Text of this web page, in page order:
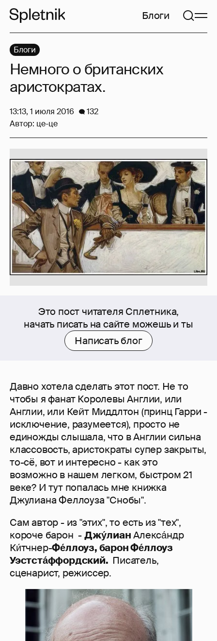
Блоги
Это пост читателя Сплетника,
начать писать на сайте можешь и ты
Написать блог
Давно хотела сделать этот пост. Не то
чтобы я фанат Королевы Англии, или
Англии, или Кейт Миддлтон (принц Гарри -
исключение, разумеется), просто не
единожды слышала, что в Англии сильна
классовость, аристократы супер закрыты,
то-сё, вот и интересно - как это
возможно в нашем легком, быстром 21
веке? И тут попалась мне книжка
Джулиана Феллоуза "Снобы".
Сам автор - из "этих", то есть из "тех",
короче барон -Джу́лианАлекса́ндр
Ки́тчнер-Фе́ллоуз, барон Фе́ллоуз
Уэстста́ффордский. Писатель,
сценарист, режиссер.
Блоги
Немного о британских
аристократах.
13:13, 1 июля 2016
132
Автор: це-це